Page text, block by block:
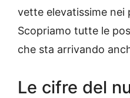
vette elevatissime nei
Scopriamo tutte le
che sta arrivando
Le cifre del